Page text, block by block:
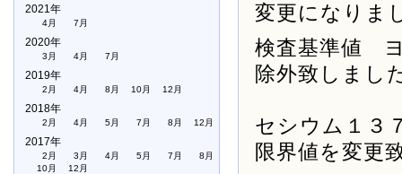
2021年
4月 7月
2020年
3月 4月 7月
2019年
2月 4月 8月 10月 12月
2018年
2月 4月 5月 7月 8月 12月
2017年
2月 3月 4月 5月 7月
8月
10月
12月
変更になりま
検査基準値
除外致しまし
セシウム１３
限界値を変更